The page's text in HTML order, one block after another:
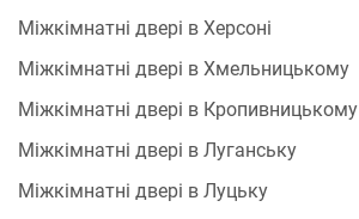
Міжкімнатні двері в Херсоні
Міжкімнатні двері в Хмельницькому
Міжкімнатні двері в Кропивницькому
Міжкімнатні двері в Луганську
Міжкімнатні двері в Луцьку